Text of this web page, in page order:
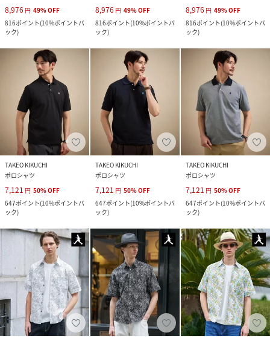
8,976 円 49%OFF
816ポイント(10%ポイントバ
ック)
8,976 円 49%OFF
816ポイント(10%ポイントバ
ック)
8,976 円 49%OFF
816ポイント(10%ポイントバ
ック)
TAKEO KIKUCHI
ポロシャツ
7,121 円 50%OFF
647ポイント(10%ポイントバ
ック)
TAKEO KIKUCHI
ポロシャツ
7,121 円 50%OFF
647ポイント(10%ポイントバ
ック)
TAKEO KIKUCHI
ポロシャツ
7,121 円 50%OFF
647ポイント(10%ポイントバ
ック)